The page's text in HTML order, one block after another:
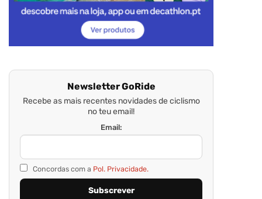
Newsletter GoRide
Recebe as mais recentes novidades de ciclismo
no teu email!
Email:
Concordas com a Pol. Privacidade.